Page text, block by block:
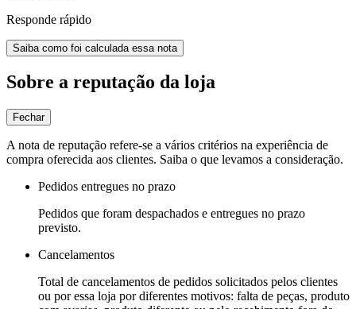
Responde rápido
Saiba como foi calculada essa nota
Sobre a reputação da loja
Fechar
A nota de reputação refere-se a vários critérios na experiência de
compra oferecida aos clientes. Saiba o que levamos a consideração.
Pedidos entregues no prazo
Pedidos que foram despachados e entregues no prazo
previsto.
Cancelamentos
Total de cancelamentos de pedidos solicitados pelos clientes
ou por essa loja por diferentes motivos: falta de peças, produto